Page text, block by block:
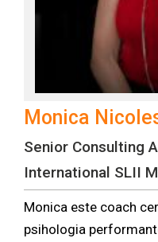
Monica
Senior Consulting
International SLII
Monica este coach
psihologia